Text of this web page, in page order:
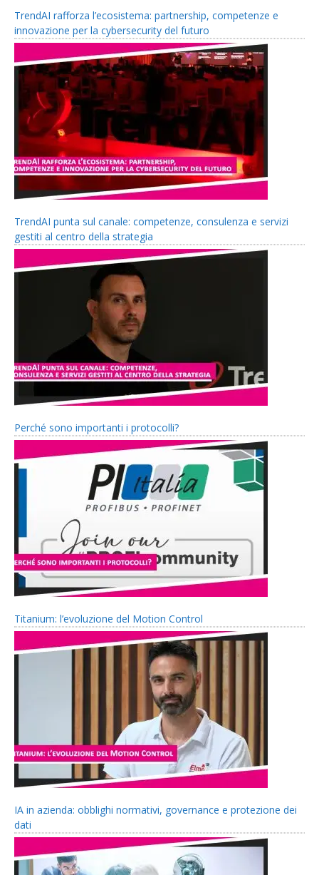
TrendAI rafforza l’ecosistema: partnership, competenze e
innovazione per la cybersecurity del futuro
TrendAI punta sul canale: competenze, consulenza e servizi
gestiti al centro della strategia
Perché sono importanti i protocolli?
Titanium: l’evoluzione del Motion Control
IA in azienda: obblighi normativi, governance e protezione dei
dati